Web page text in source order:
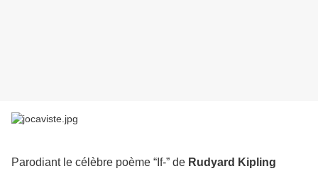
Parodiant le célèbre poème “If-” de Rudyard Kipling